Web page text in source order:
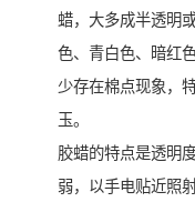
蜡，大多成半透明
色、青白色、暗红
少存在棉点现象，
玉。
胶蜡的特点是透明
弱，以手电贴近照